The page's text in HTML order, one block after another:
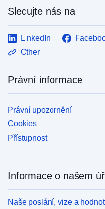
Sledujte nás na
LinkedIn
Other
Právní informace
Právní upozornění
Cookies
Přístupnost
Informace o našem
Naše poslání, vize a